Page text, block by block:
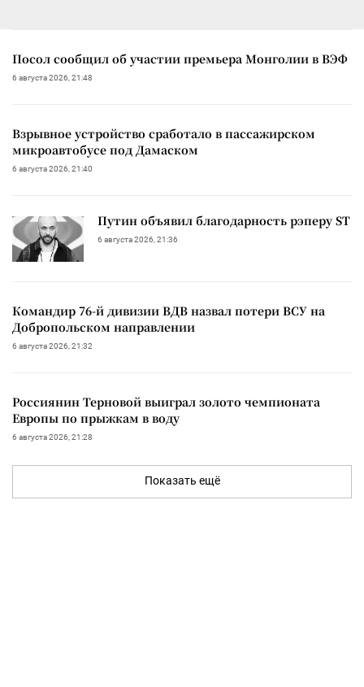
Посол сообщил об участии премьера Монголии в ВЭФ
6 августа 2026, 21:48
Взрывное устройство сработало в пассажирском
микроавтобусе под Дамаском
6 августа 2026, 21:40
Путин объявил благодарность рэперу ST
6 августа 2026, 21:36
Командир 76-й дивизии ВДВ назвал потери ВСУ на
Добропольском направлении
6 августа 2026, 21:32
Россиянин Терновой выиграл золото чемпионата
Европы по прыжкам в воду
6 августа 2026, 21:28
Показать ещё